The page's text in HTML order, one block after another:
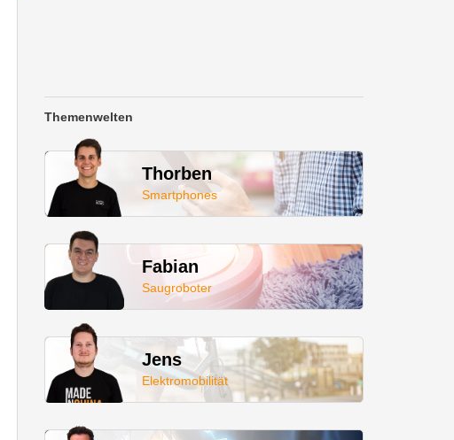
Themenwelten
Thorben
Smartphones
Fabian
Saugroboter
Jens
Elektromobilität